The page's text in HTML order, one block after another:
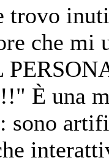
trovo
che
È una
sono